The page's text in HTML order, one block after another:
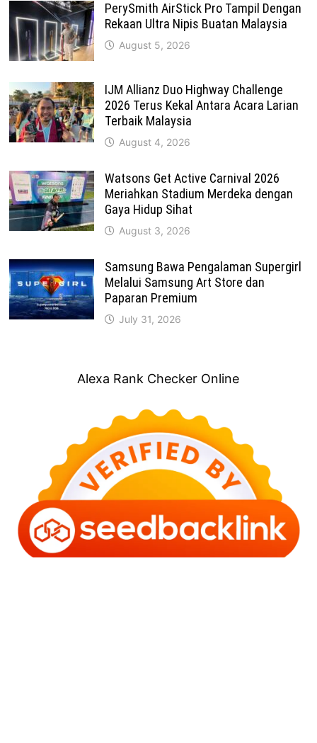
PerySmith AirStick Pro Tampil Dengan
Rekaan Ultra Nipis Buatan Malaysia
August 5, 2026
IJM Allianz Duo Highway Challenge
2026 Terus Kekal Antara Acara Larian
Terbaik Malaysia
August 4, 2026
Watsons Get Active Carnival 2026
Meriahkan Stadium Merdeka dengan
Gaya Hidup Sihat
August 3, 2026
Samsung Bawa Pengalaman Supergirl
Melalui Samsung Art Store dan
Paparan Premium
July 31, 2026
Alexa Rank Checker Online